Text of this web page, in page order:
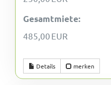
Gesamtmiete:
485,00 EUR
Details merken